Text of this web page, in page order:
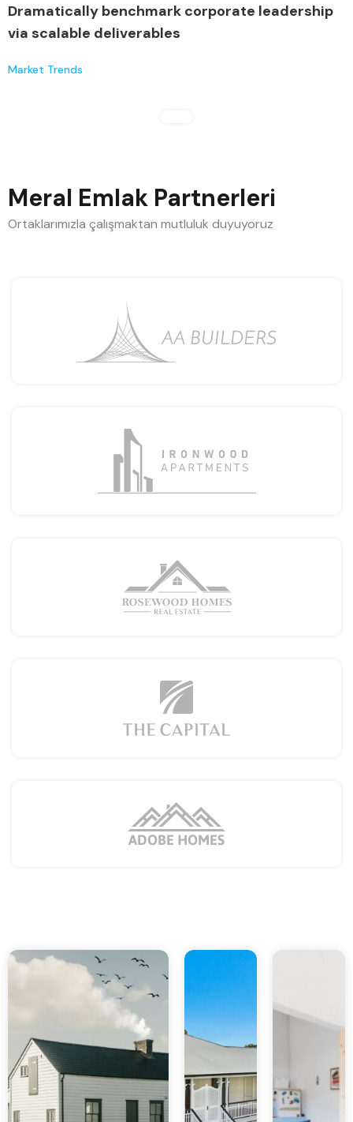
Dramatically benchmark corporate leadership
via scalable deliverables
Market Trends
Meral Emlak Partnerleri
Ortaklarımızla çalışmaktan mutluluk duyuyoruz